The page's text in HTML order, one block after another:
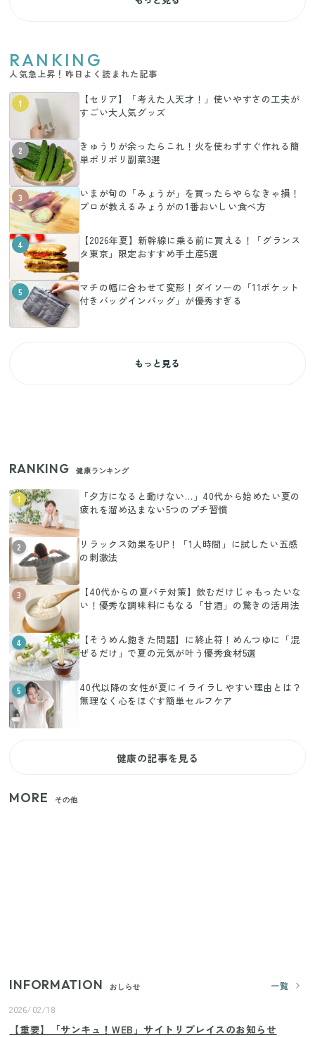
RANKING
人気急上昇！昨日よく読まれた記事
1
【セリア】「考えた人天才！」使いやすさの工夫が
すごい大人気グッズ
2
きゅうりが余ったらこれ！火を使わずすぐ作れる簡
単ポリポリ副菜3選
3
いまが旬の「みょうが」を買ったらやらなきゃ損！
プロが教えるみょうがの1番おいしい食べ方
4
【2026年夏】新幹線に乗る前に買える！「グランス
タ東京」限定おすすめ手土産5選
5
マチの幅に合わせて変形！ダイソーの「11ポケット
付きバッグインバッグ」が優秀すぎる
もっと見る
RANKING 健康ランキング
1
「夕方になると動けない…」40代から始めたい夏の
疲れを溜め込まない5つのプチ習慣
2
リラックス効果をUP！「1人時間」に試したい五感
の刺激法
3
【40代からの夏バテ対策】飲むだけじゃもったいな
い！優秀な調味料にもなる「甘酒」の驚きの活用法
4
【そうめん飽きた問題】に終止符！めんつゆに「混
ぜるだけ」で夏の元気が叶う優秀食材5選
5
40代以降の女性が夏にイライラしやすい理由とは？
無理なく心をほぐす簡単セルフケア
健康の記事を見る
MORE その他
INFORMATION おしらせ
一覧
2026/02/18
【重要】「サンキュ！WEB」サイトリプレイスのお知らせ